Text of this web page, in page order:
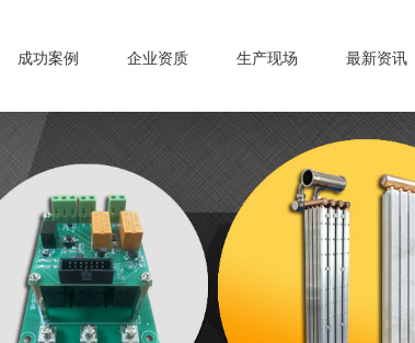
成功案例 企业资质 生产现场 最新资讯